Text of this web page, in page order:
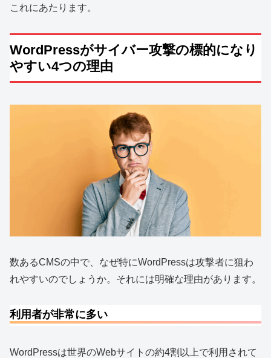
これにあたります。
WordPressがサイバー攻撃の標的になり
やすい4つの理由
数あるCMSの中で、なぜ特にWordPressは攻撃者に狙わ
れやすいのでしょうか。それには明確な理由があります。
利用者が非常に多い
WordPressは世界のWebサイトの約4割以上で利用されて